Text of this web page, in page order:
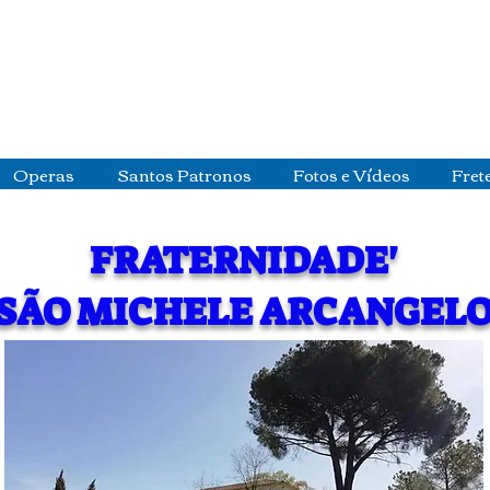
Operas Santos Patronos Fotos e Vídeos
FRATERNIDADE'
MICHELE